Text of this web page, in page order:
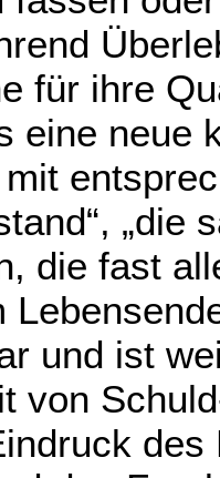
für ihre
eine neue
„die
die fast
und ist
von